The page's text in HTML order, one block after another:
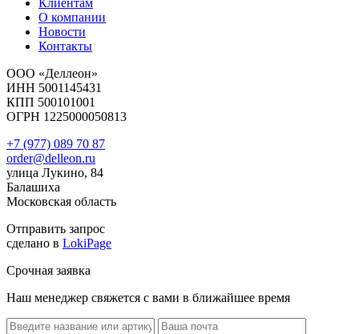
Клиентам
О компании
Новости
Контакты
ООО «Деллеон»
ИНН 5001145431
КПП 500101001
ОГРН 1225000050813
+7 (977) 089 70 87
order@delleon.ru
улица Лукино, 84
Балашиха
Московская область
Отправить запрос
сделано в LokiPage
Срочная заявка
Наш менеджер свяжется с вами в ближайшее время